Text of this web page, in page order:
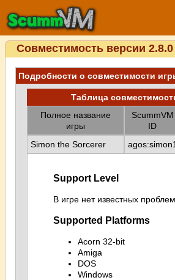
Совместимость версии 2.8.0
Подробности о совместимости
Таблица
Полное название
игры
ScummVM
ID
Simon the Sorcerer
agos:simon1
Support Level
В игре нет известных проблем.
Supported Platforms
Acorn 32-bit
Amiga
DOS
Windows